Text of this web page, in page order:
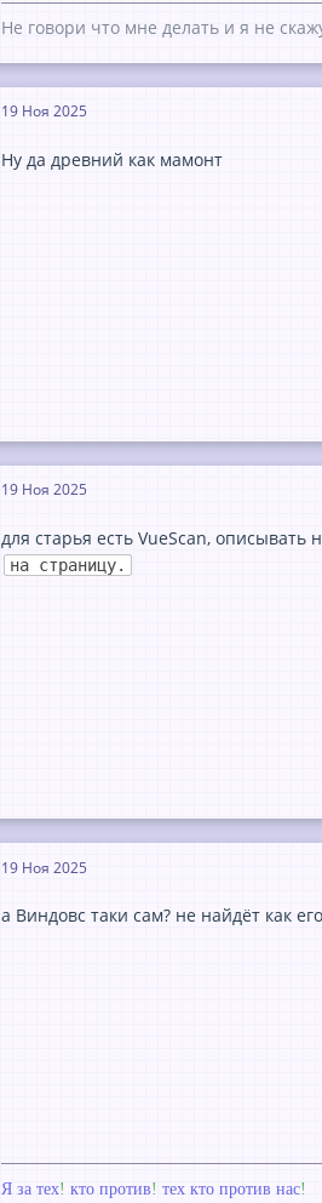
Не говори что мне делать и я не
19 Ноя 2025
Ну да древний как мамонт
19 Ноя 2025
для старья есть VueScan,
на страницу.
19 Ноя 2025
а Виндовс таки сам? не найдёт как
Я за тех! кто против! тех кто против нас!